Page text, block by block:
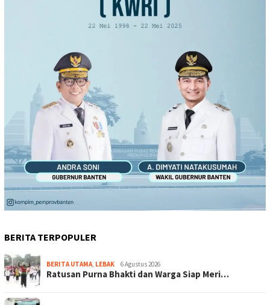
BERITA TERPOPULER
BERITA UTAMA, LEBAK 6 Agustus 2026
Ratusan Purna Bhakti dan Warga Siap Meri…